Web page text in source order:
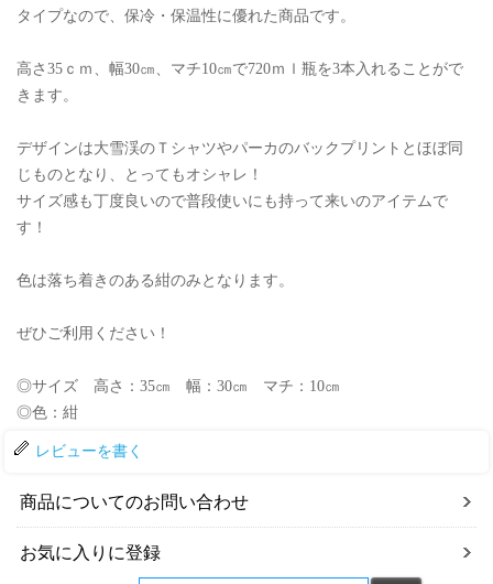
タイプなので、保冷・保温性に優れた商品です。
高さ35ｃｍ、幅30㎝、マチ10㎝で720ｍｌ瓶を3本入れることがで
きます。
デザインは大雪渓のＴシャツやパーカのバックプリントとほぼ同
じものとなり、とってもオシャレ！
サイズ感も丁度良いので普段使いにも持って来いのアイテムで
す！
色は落ち着きのある紺のみとなります。
ぜひご利用ください！
◎サイズ 高さ：35㎝ 幅：30㎝ マチ：10㎝
◎色：紺
レビューを書く
商品についてのお問い合わせ
お気に入りに登録